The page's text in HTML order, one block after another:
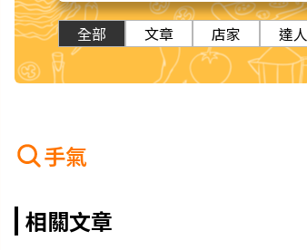
全部 文章 店家 達人
手氣
相關文章